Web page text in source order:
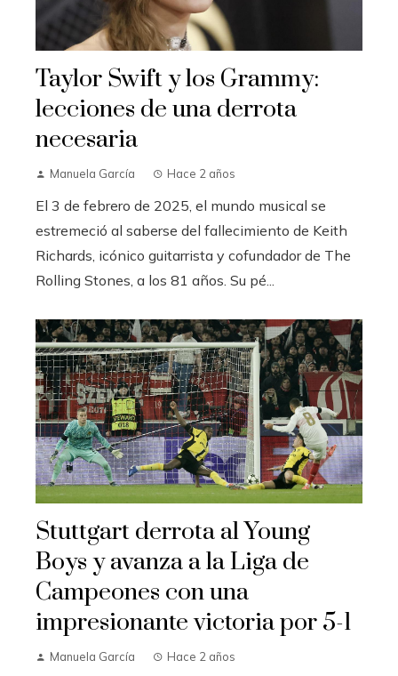
Taylor Swift y los Grammy:
lecciones de una derrota
necesaria
Manuela García Hace 2 años
El 3 de febrero de 2025, el mundo musical se
estremeció al saberse del fallecimiento de Keith
Richards, icónico guitarrista y cofundador de The
Rolling Stones, a los 81 años. Su pé...
Stuttgart derrota al Young
Boys y avanza a la Liga de
Campeones con una
impresionante victoria por 5-1
Manuela García Hace 2 años